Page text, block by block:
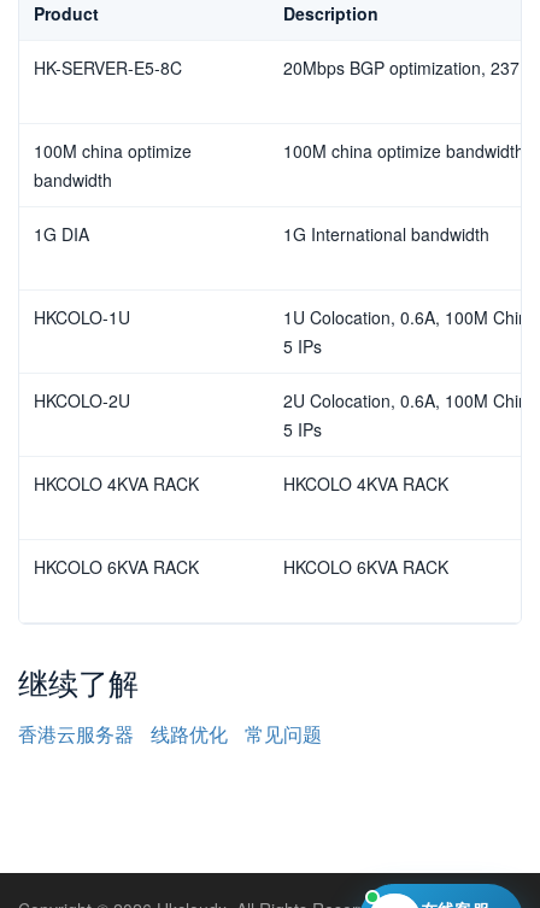
Product Description
HK-SERVER-E5-8C 20Mbps BGP optimization, 237
100M china optimize
bandwidth
100M china optimize bandwidth
1G DIA 1G International bandwidth
HKCOLO-1U
1U Colocation, 0.6A, 100M
5 IPs
HKCOLO-2U
2U Colocation, 0.6A, 100M
5 IPs
HKCOLO 4KVA RACK HKCOLO 4KVA RACK
HKCOLO 6KVA RACK HKCOLO 6KVA RACK
继续了解
香港云服务器 线路优化 常见问题